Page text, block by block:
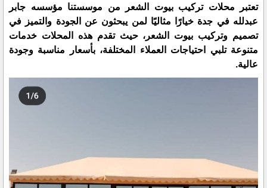
تعتبر محلات تركيب بيوت الشعر من موسستنا مؤسسه جابر
عبدلله في جدة خيارًا مثاليًا لمن يبحثون عن الجودة والتميز في
تصميم وتركيب بيوت الشعر، حيث تقدم هذه المحلات خدمات
متنوعة تلبي احتياجات العملاء المختلفة، بأسعار مناسبة وجودة
عالية.